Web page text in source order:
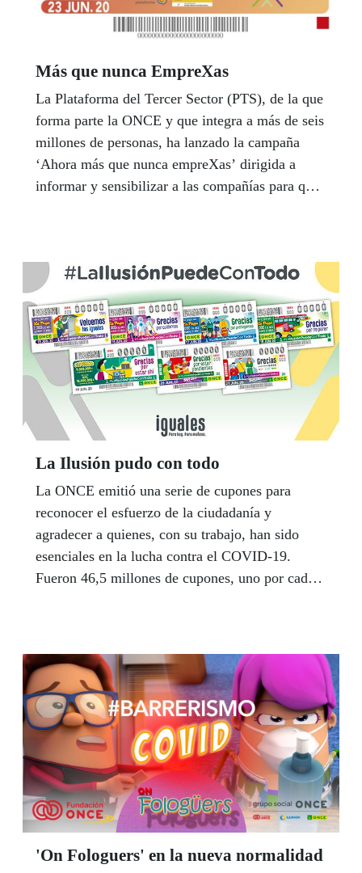
Más que nunca EmpreXas
La Plataforma del Tercer Sector (PTS), de la que
forma parte la ONCE y que integra a más de seis
millones de personas, ha lanzado la campaña
‘Ahora más que nunca empreXas’ dirigida a
informar y sensibilizar a las compañías para que
segundo año consecutivo, contribuir a lograr una
sociedad más cohesionada y abordar a
reconstrucción social del país marcando la casilla
00073 (modelo 200) o la 069 (modelo 220) de
este impuesto.
La Ilusión pudo con todo
La ONCE emitió una serie de cupones para
reconocer el esfuerzo de la ciudadanía y
agradecer a quienes, con su trabajo, han sido
esenciales en la lucha contra el COVID-19.
Fueron 46,5 millones de cupones, uno por cada
voluntarios.
'On Fologuers' en la nueva normalidad